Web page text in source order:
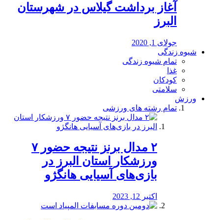
آغاز برداشت گیلاس در شهرستان
البرز
جولای 1, 2020
شیوه زندگی
تمام شیوه زندگی
غذا
کودکان
سلامتی
ورزش
تمام رشته های ورزشی
۲ مدال برنز نتیجه حضور ۷
ورزشکار استان البرز در
بازی‌های آسیایی هانگژو
اکتبر 12, 2023